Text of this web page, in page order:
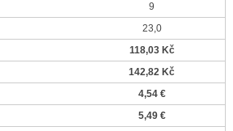
9
23,0
118,03 Kč
142,82 Kč
4,54 €
5,49 €